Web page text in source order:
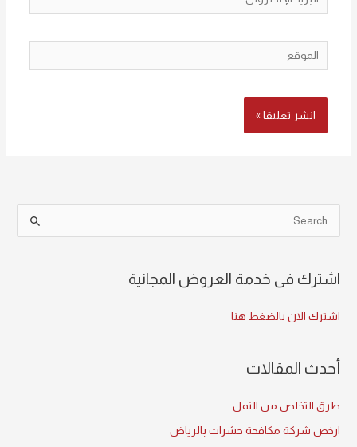
الإلكتروني*
الموقع
c
o
اشترك فى خدمة العروض المجانية
اشترك الان بالضغط هنا
أحدث المقالات
طرق التخلص من النمل
ارخص شركة مكافحة حشرات بالرياض